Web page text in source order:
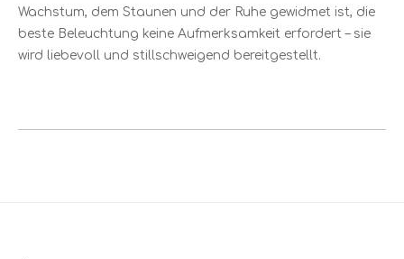
Wachstum, dem Staunen und der Ruhe gewidmet ist, die
beste Beleuchtung keine Aufmerksamkeit erfordert – sie
wird liebevoll und stillschweigend bereitgestellt.